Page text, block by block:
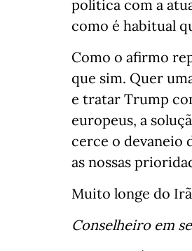
política com a
como é habitual
Como o afirmo
que sim. Quer
e tratar Trump
europeus, a
cerce o devaneio
as nossas
Muito longe do
Conselheiro em